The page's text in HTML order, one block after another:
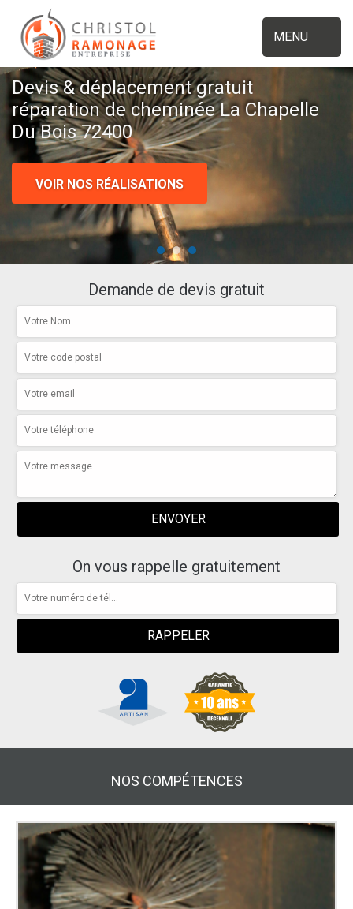
MENU
Devis & déplacement gratuit
réparation de cheminée La Chapelle
Du Bois 72400
VOIR NOS RÉALISATIONS
Demande de devis gratuit
On vous rappelle gratuitement
NOS COMPÉTENCES